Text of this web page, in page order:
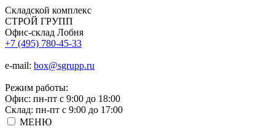
Складской комплекс
СТРОЙ ГРУПП
Офис-склад Лобня
+7 (495) 780-45-33
e-mail: box@sgrupp.ru
Режим работы:
Офис: пн-пт с 9:00 до 18:00
Склад: пн-пт с 9:00 до 17:00
МЕНЮ